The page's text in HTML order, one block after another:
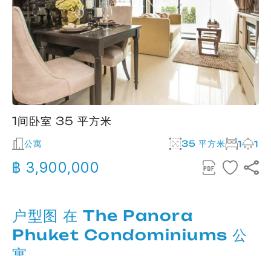
1间卧室 35 平方米
公寓 35 平方米 1 1
฿ 3,900,000
户型图 在 The Panora
Phuket Condominiums 公